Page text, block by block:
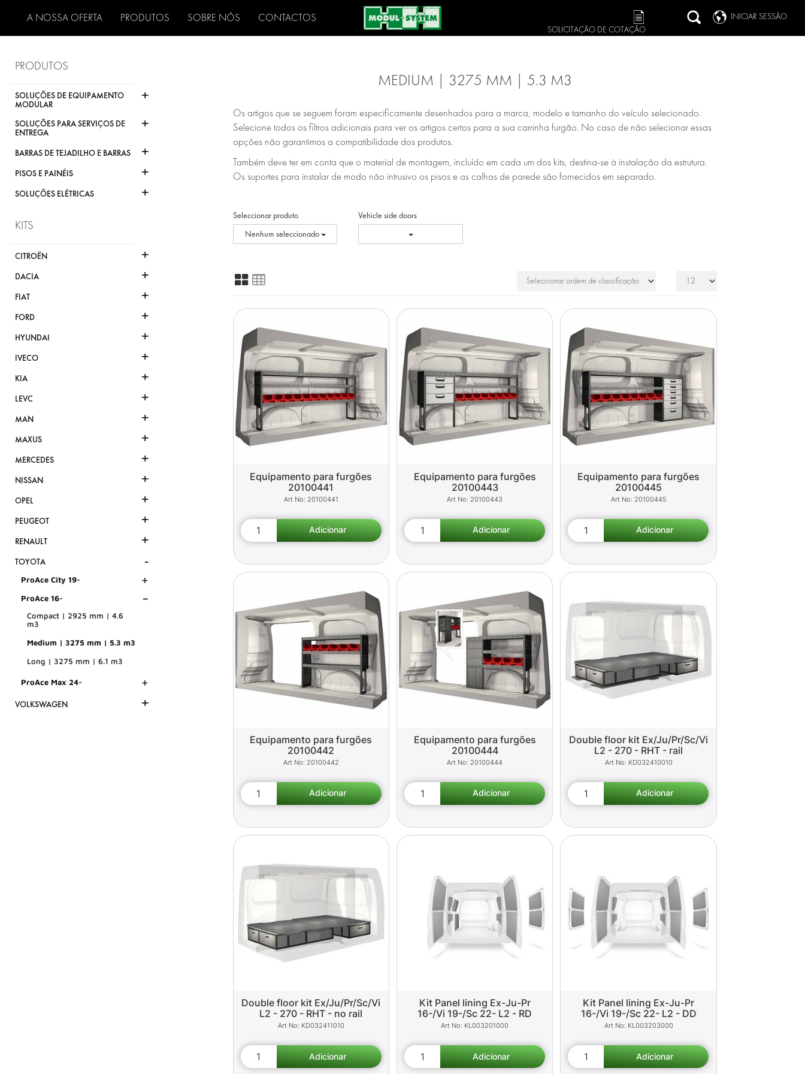
A NOSSA OFERTA PRODUTOS SOBRE NÓS CONTACTOS
INICIAR SESSÃO
SOLICITAÇÃO DE COTAÇÃO
PRODUTOS
SOLUÇÕES DE EQUIPAMENTO
MODULAR
+
SOLUÇÕES PARA SERVIÇOS DE
ENTREGA
+
BARRAS DE TEJADILHO E BARRAS +
PISOS E PAINÉIS +
SOLUÇÕES ELÉTRICAS +
KITS
CITROËN +
DACIA +
FIAT +
FORD +
HYUNDAI +
IVECO +
KIA +
LEVC +
MAN +
MAXUS +
MERCEDES +
NISSAN +
OPEL +
PEUGEOT +
RENAULT +
TOYOTA -
ProAce City 19- +
ProAce 16- -
Compact | 2925 mm | 4.6
m3
Medium | 3275 mm | 5.3 m3
Long | 3275 mm | 6.1 m3
ProAce Max 24- +
VOLKSWAGEN +
MEDIUM | 3275 MM | 5.3 M3
Os artigos que se seguem foram especificamente desenhados para a marca, modelo e tamanho do veículo selecionado.
Selecione todos os filtros adicionais para ver os artigos certos para a sua carrinha furgão. No caso de não selecionar essas
opções não garantimos a compatibilidade dos produtos.
Também deve ter em conta que o material de montagem, incluído em cada um dos kits, destina-se à instalação da estrutura.
Os suportes para instalar de modo não intrusivo os pisos e as calhas de parede são fornecidos em separado.
Seleccionar produto
Nenhum seleccionado
Vehicle side doors
Equipamento para furgões
20100441
20100441
Equipamento para furgões
20100443
20100443
Equipamento para furgões
20100445
20100445
Equipamento para furgões
20100442
20100442
Equipamento para furgões
20100444
20100444
Double floor kit Ex/Ju/Pr/Sc/Vi
L2 - 270 - RHT - rail
KD032410010
Double floor kit Ex/Ju/Pr/Sc/Vi
L2 - 270 - RHT - no rail
KD032411010
Kit Panel lining Ex-Ju-Pr
16-/Vi 19-/Sc 22- L2 - RD
KL003201000
Kit Panel lining Ex-Ju-Pr
16-/Vi 19-/Sc 22- L2 - DD
KL003203000